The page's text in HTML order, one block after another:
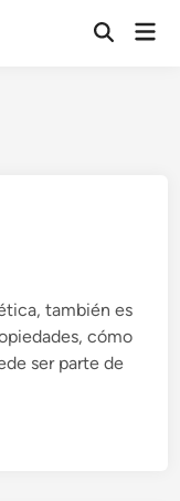
Abrir
también es
cómo
ser parte de